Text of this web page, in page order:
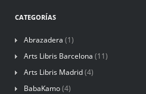
CATEGORÍAS
Abrazadera (1)
Arts Libris Barcelona (11)
Arts Libris Madrid(4)
BabaKamo(4)